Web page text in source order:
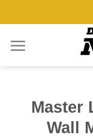
to
content
Master
Wall